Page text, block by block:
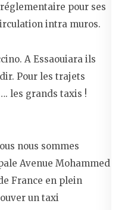
pour ses
intra muros.
A Essaouiara ils
Pour les trajets
les grands taxis !
nous sommes
Avenue Mohammed
France en plein
un taxi